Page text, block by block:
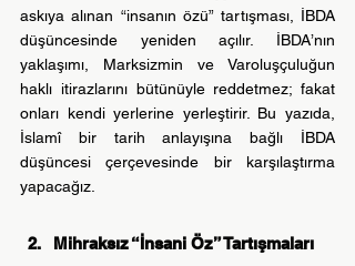
askıya alınan “insanın özü” tartışması, İBDA
düşüncesinde yeniden açılır. İBDA’nın
yaklaşımı, Marksizmin ve Varoluşçuluğun
haklı itirazlarını bütünüyle reddetmez; fakat
onları kendi yerlerine yerleştirir. Bu yazıda,
İslamî bir tarih anlayışına bağlı İBDA
düşüncesi çerçevesinde bir karşılaştırma
yapacağız.
Mihraksız “İnsani Öz” Tartışmaları